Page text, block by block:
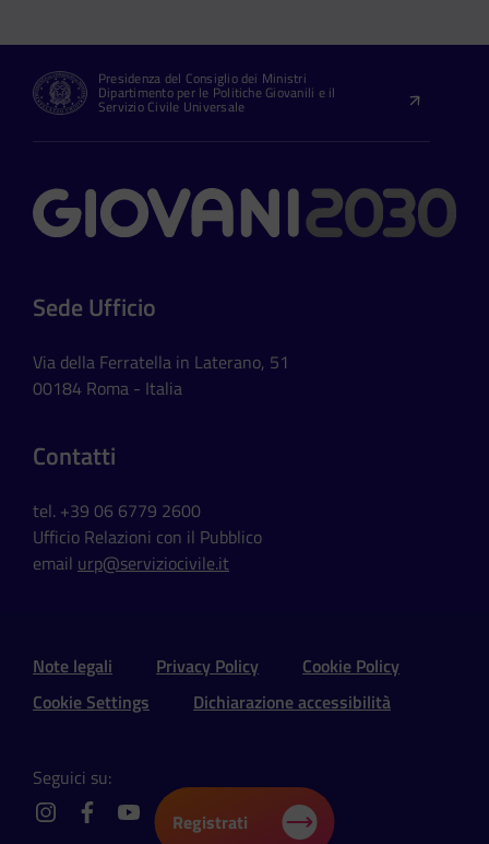
Registrati
Presidenza del Consiglio dei Ministri
Dipartimento per le Politiche Giovanili e il
Servizio Civile Universale
Contatti
Sede Ufficio
Via della Ferratella in Laterano, 51
00184 Roma - Italia
Contatti
tel. +39 06 6779 2600
Ufficio Relazioni con il Pubblico
email urp@serviziocivile.it
Sezione Link Utili e Social
Note legali Privacy Policy
Cookie Policy
Cookie Settings
Dichiarazione accessibilità
Seguici su:
instagramfacebookyoutube